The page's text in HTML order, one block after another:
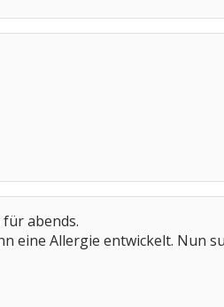
abends.
eine Allergie entwickelt. Nun